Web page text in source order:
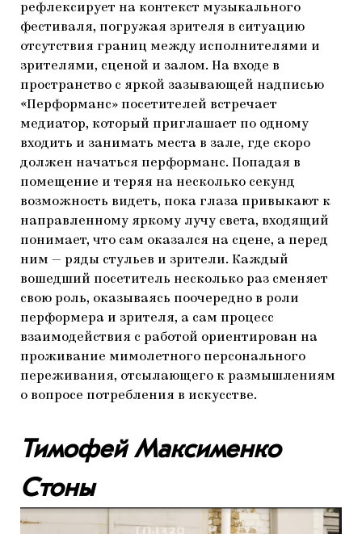
рефлексирует на контекст музыкального
фестиваля, погружая зрителя в ситуацию
отсутствия границ между исполнителями и
зрителями, сценой и залом. На входе в
пространство с яркой зазывающей надписью
«Перформанс» посетителей встречает
медиатор, который приглашает по одному
входить и занимать места в зале, где скоро
должен начаться перформанс. Попадая в
помещение и теряя на несколько секунд
возможность видеть, пока глаза привыкают к
направленному яркому лучу света, входящий
понимает, что сам оказался на сцене, а перед
ним — ряды стульев и зрители. Каждый
вошедший посетитель несколько раз сменяет
свою роль, оказываясь поочередно в роли
перформера и зрителя, а сам процесс
взаимодействия с работой ориентирован на
проживание мимолетного персонального
переживания, отсылающего к размышлениям
о вопросе потребления в искусстве.
Тимофей Максименко
Стоны